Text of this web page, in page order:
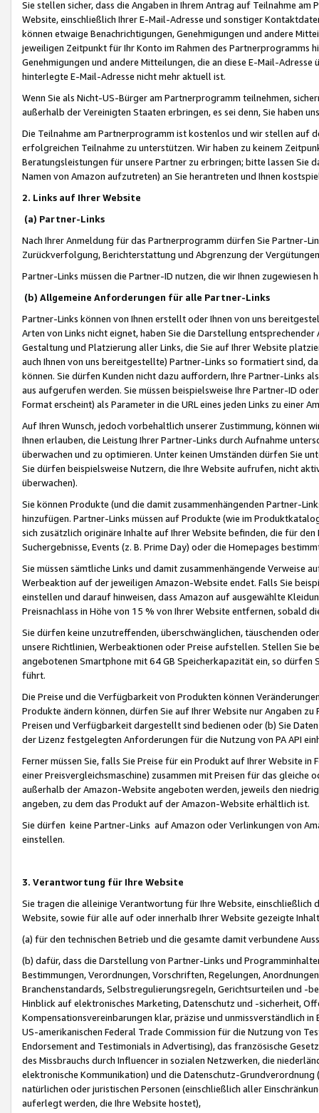
Sie stellen sicher, dass die Angaben in Ihrem Antrag auf Teilnahme
Website, einschließlich Ihrer E-Mail-Adresse und sonstiger
können etwaige Benachrichtigungen, Genehmigungen und andere
jeweiligen Zeitpunkt für Ihr Konto im Rahmen des Partnerprogramms
Genehmigungen und andere Mitteilungen, die an diese E-Mail-
hinterlegte E-Mail-Adresse nicht mehr aktuell ist.
Wenn Sie als Nicht-US-Bürger am Partnerprogramm teilnehmen,
außerhalb der Vereinigten Staaten erbringen, es sei denn, Sie haben
Die Teilnahme am Partnerprogramm ist kostenlos und wir stellen auf
erfolgreichen Teilnahme zu unterstützen. Wir haben zu keinem
Beratungsleistungen für unsere Partner zu erbringen; bitte lassen Sie
Namen von Amazon aufzutreten) an Sie herantreten und Ihnen
2. Links auf Ihrer Website
(a) Partner-Links
Nach Ihrer Anmeldung für das Partnerprogramm dürfen Sie Partner-
Zurückverfolgung, Berichterstattung und Abgrenzung der
Partner-Links müssen die Partner-ID nutzen, die wir Ihnen zugewiesen
(b) Allgemeine Anforderungen für alle Partner-Links
Partner-Links können von Ihnen erstellt oder Ihnen von uns
Arten von Links nicht eignet, haben Sie die Darstellung
Gestaltung und Platzierung aller Links, die Sie auf Ihrer Website
auch Ihnen von uns bereitgestellte) Partner-Links so formatiert sind,
können. Sie dürfen Kunden nicht dazu auffordern, Ihre Partner-Links
aus aufgerufen werden. Sie müssen beispielsweise Ihre Partner-ID
Format erscheint) als Parameter in die URL eines jeden Links zu einer
Auf Ihren Wunsch, jedoch vorbehaltlich unserer Zustimmung, können
Ihnen erlauben, die Leistung Ihrer Partner-Links durch Aufnahme
überwachen und zu optimieren. Unter keinen Umständen dürfen Sie
Sie dürfen beispielsweise Nutzern, die Ihre Website aufrufen, nicht
überwachen).
Sie können Produkte (und die damit zusammenhängenden Partner-
hinzufügen. Partner-Links müssen auf Produkte (wie im
sich zusätzlich originäre Inhalte auf Ihrer Website befinden, die für
Suchergebnisse, Events (z. B. Prime Day) oder die Homepages
Sie müssen sämtliche Links und damit zusammenhängende
Werbeaktion auf der jeweiligen Amazon-Website endet. Falls Sie
einstellen und darauf hinweisen, dass Amazon auf ausgewählte
Preisnachlass in Höhe von 15 % von Ihrer Website entfernen, sobald
Sie dürfen keine unzutreffenden, überschwänglichen, täuschenden
unsere Richtlinien, Werbeaktionen oder Preise aufstellen. Stellen Sie
angebotenen Smartphone mit 64 GB Speicherkapazität ein, so dürfen
führt.
Die Preise und die Verfügbarkeit von Produkten können
Produkte ändern können, dürfen Sie auf Ihrer Website nur Angaben
Preisen und Verfügbarkeit dargestellt sind bedienen oder (b) Sie
der Lizenz festgelegten Anforderungen für die Nutzung von PA API
Ferner müssen Sie, falls Sie Preise für ein Produkt auf Ihrer Website
einer Preisvergleichsmaschine) zusammen mit Preisen für das
außerhalb der Amazon-Website angeboten werden, jeweils den
angeben, zu dem das Produkt auf der Amazon-Website erhältlich ist.
Sie dürfen keine Partner-Links auf Amazon oder Verlinkungen von
einstellen.
3. Verantwortung für Ihre Website
Sie tragen die alleinige Verantwortung für Ihre Website,
Website, sowie für alle auf oder innerhalb Ihrer Website gezeigte
(a) für den technischen Betrieb und die gesamte damit verbundene
(b) dafür, dass die Darstellung von Partner-Links und
Bestimmungen, Verordnungen, Vorschriften, Regelungen,
Branchenstandards, Selbstregulierungsregeln, Gerichtsurteilen und -
Hinblick auf elektronisches Marketing, Datenschutz und -sicherheit,
Kompensationsvereinbarungen klar, präzise und unmissverständlich
US-amerikanischen Federal Trade Commission für die Nutzung von
Endorsement and Testimonials in Advertising), das französische
des Missbrauchs durch Influencer in sozialen Netzwerken, die
elektronische Kommunikation) und die Datenschutz-
natürlichen oder juristischen Personen (einschließlich aller
auferlegt werden, die Ihre Website hostet),